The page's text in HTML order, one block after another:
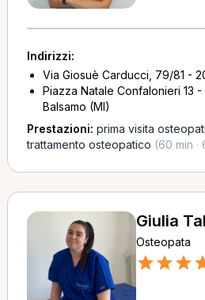
Indirizzi:
Via Giosuè Carducci, 79/81 -
Piazza Natale Confalonieri 13
Balsamo (MI)
Prestazioni: prima visita
trattamento osteopatico (60 min
Giulia
Osteopata